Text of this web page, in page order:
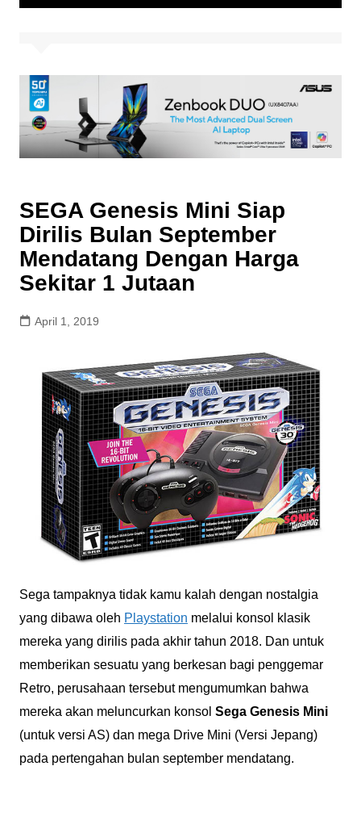
SEGA Genesis Mini Siap
Dirilis Bulan September
Mendatang Dengan Harga
Sekitar 1 Jutaan
April 1, 2019
Sega tampaknya tidak kamu kalah dengan nostalgia
yang dibawa oleh Playstation melalui konsol klasik
mereka yang dirilis pada akhir tahun 2018. Dan untuk
memberikan sesuatu yang berkesan bagi penggemar
Retro, perusahaan tersebut mengumumkan bahwa
mereka akan meluncurkan konsol Sega Genesis Mini
(untuk versi AS) dan mega Drive Mini (Versi Jepang)
pada pertengahan bulan september mendatang.